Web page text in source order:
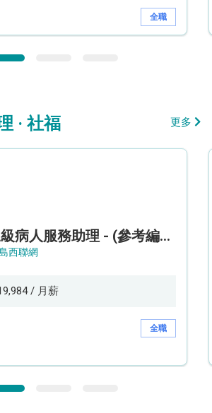
全職
· 社福 更多
招聘日 - 三級病人服務助理 - (參考編號: HKWCS260107)
西聯網
/ 月薪
全職